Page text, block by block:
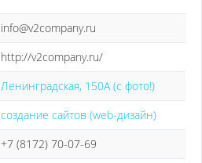
info@v2company.ru
http://v2company.ru/
Ленинградская, 150А (с фото!)
создание сайтов (web-дизайн)
+7 (8172) 70-07-69